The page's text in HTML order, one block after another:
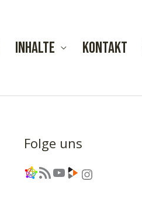
Inhalte Kontakt
Folge uns
Link RSS-Feed YouTube Link Instagram